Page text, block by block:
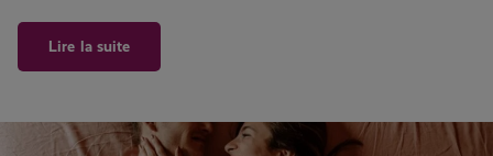
Lire la suite